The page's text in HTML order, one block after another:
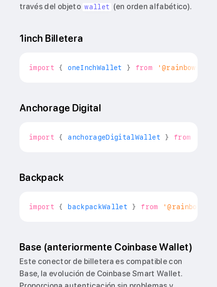
través del objeto wallet (en orden alfabético).
1inch Billetera
import { oneInchWallet } from '@rainbow-
Anchorage Digital
import { anchorageDigitalWallet } from
Backpack
import { backpackWallet } from '@rainbow-
Base (anteriormente Coinbase Wallet)
Este conector de billetera es compatible con
Base, la evolución de Coinbase Smart Wallet.